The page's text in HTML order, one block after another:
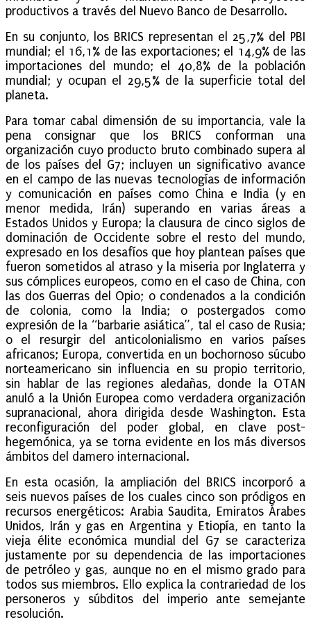
productivos a través del Nuevo Banco de Desarrollo.
En su conjunto, los BRICS representan el 25,7% del PBI
mundial; el 16,1% de las exportaciones; el 14,9% de las
importaciones del mundo; el 40,8% de la población
mundial; y ocupan el 29,5% de la superficie total del
planeta.
Para tomar cabal dimensión de su importancia, vale la
pena consignar que los BRICS conforman una
organización cuyo producto bruto combinado supera al
de los países del G7; incluyen un significativo avance
en el campo de las nuevas tecnologías de información
y comunicación en países como China e India (y en
menor medida, Irán) superando en varias áreas a
Estados Unidos y Europa; la clausura de cinco siglos de
dominación de Occidente sobre el resto del mundo,
expresado en los desafíos que hoy plantean países que
fueron sometidos al atraso y la miseria por Inglaterra y
sus cómplices europeos, como en el caso de China, con
las dos Guerras del Opio; o condenados a la condición
de colonia, como la India; o postergados como
expresión de la “barbarie asiática”, tal el caso de Rusia;
o el resurgir del anticolonialismo en varios países
africanos; Europa, convertida en un bochornoso súcubo
norteamericano sin influencia en su propio territorio,
sin hablar de las regiones aledañas, donde la OTAN
anuló a la Unión Europea como verdadera organización
supranacional, ahora dirigida desde Washington. Esta
reconfiguración del poder global, en clave post-
hegemónica, ya se torna evidente en los más diversos
ámbitos del damero internacional.
En esta ocasión, la ampliación del BRICS incorporó a
seis nuevos países de los cuales cinco son pródigos en
recursos energéticos: Arabia Saudita, Emiratos Árabes
Unidos, Irán y gas en Argentina y Etiopía, en tanto la
vieja élite económica mundial del G7 se caracteriza
justamente por su dependencia de las importaciones
de petróleo y gas, aunque no en el mismo grado para
todos sus miembros. Ello explica la contrariedad de los
personeros y súbditos del imperio ante semejante
resolución.